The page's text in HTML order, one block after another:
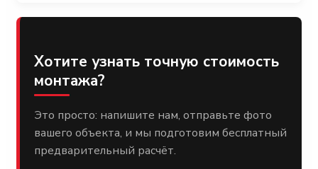
Хотите узнать точную стоимость
монтажа?
Это просто: напишите нам, отправьте фото
вашего объекта, и мы подготовим бесплатный
предварительный расчёт.